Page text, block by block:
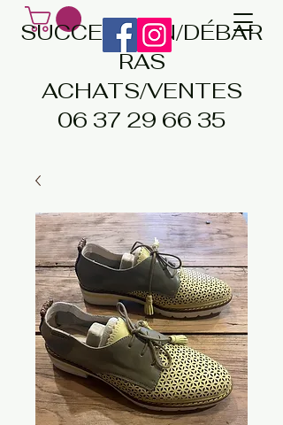
SUCCESSION/DÉBAR
RAS
ACHATS/VENTES
06 37 29 66 35